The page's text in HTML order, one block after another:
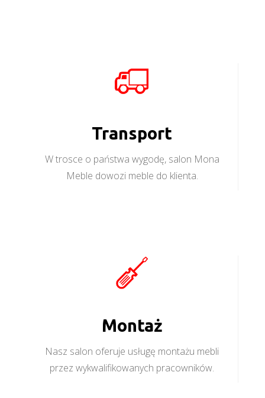
Transport
W trosce o państwa wygodę, salon Mona
Meble dowozi meble do klienta.
Montaż
Nasz salon oferuje usługę montażu mebli
przez wykwalifikowanych pracowników.